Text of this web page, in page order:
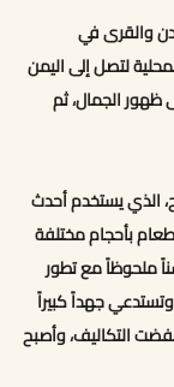
والقرى في
لتصل إلى اليمن
ظهور الجمال، ثم
الذي يستخدم أحدث
بأحجام مختلفة
ملحوظاً مع تطور
جهداً كبيراً
التكاليف، وأصبح